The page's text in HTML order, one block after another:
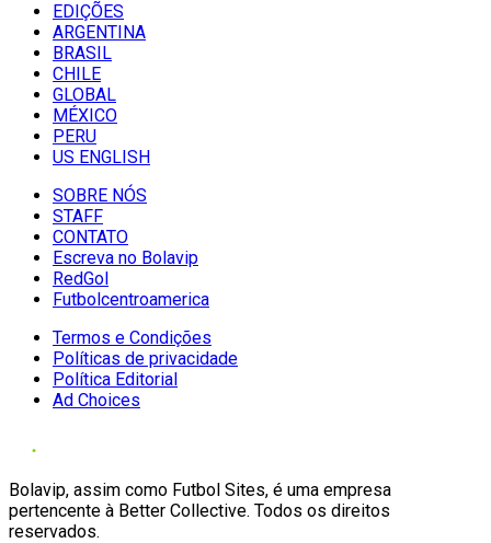
EDIÇÕES
ARGENTINA
BRASIL
CHILE
GLOBAL
MÉXICO
PERU
US ENGLISH
SOBRE NÓS
STAFF
CONTATO
Escreva no Bolavip
RedGol
Futbolcentroamerica
Termos e Condições
Políticas de privacidade
Política Editorial
Ad Choices
Bolavip, assim como Futbol Sites, é uma empresa
pertencente à Better Collective. Todos os direitos
reservados.